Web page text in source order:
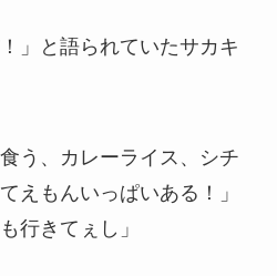
」と語られていたサカキ
う、カレーライス、シチ
えもんいっぱいある！」
行きてぇし」